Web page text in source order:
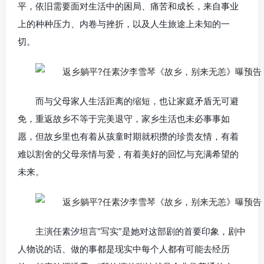
平，依旧需要面对生活中的困局、痛苦和成长，来自事业
上的种种压力、内卷与挫折，以及人生旅途上未知的一
切。
而与父母家人生活距离的缩短，也让家庭矛盾无可避
免，重返故乡不等于完美退守，家乡生活也未必事事如
愿，但故乡里也有着从孩童时期就积攒的珍贵友情，有着
难以割舍的父母亲情与爱，有着美好的回忆与充满希望的
未来。
主演任素汐坦言“写实”是她对这部剧的首要印象，剧中
人物说的话、做的事都是现实中每个人都有可能去经历